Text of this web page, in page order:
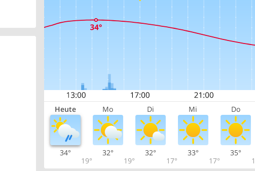
Heute Mo Di Mi Do
34°
19°
32°
19°
32°
17°
33°
17°
35°